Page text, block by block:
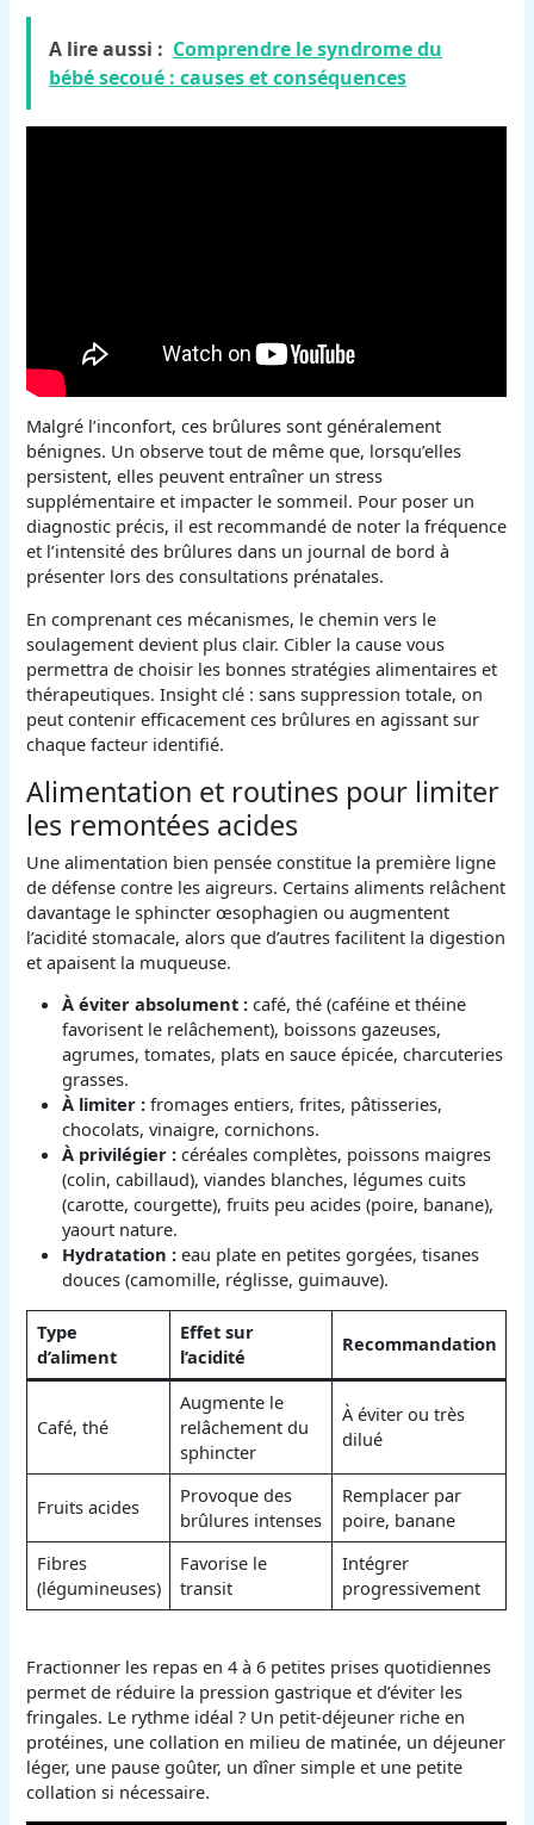
A lire aussi : Comprendre le syndrome du
bébé secoué : causes et conséquences
Malgré l’inconfort, ces brûlures sont généralement
bénignes. Un observe tout de même que, lorsqu’elles
persistent, elles peuvent entraîner un stress
supplémentaire et impacter le sommeil. Pour poser un
diagnostic précis, il est recommandé de noter la fréquence
et l’intensité des brûlures dans un journal de bord à
présenter lors des consultations prénatales.
En comprenant ces mécanismes, le chemin vers le
soulagement devient plus clair. Cibler la cause vous
permettra de choisir les bonnes stratégies alimentaires et
thérapeutiques. Insight clé : sans suppression totale, on
peut contenir efficacement ces brûlures en agissant sur
chaque facteur identifié.
Alimentation et routines pour limiter
les remontées acides
Une alimentation bien pensée constitue la première ligne
de défense contre les aigreurs. Certains aliments relâchent
davantage le sphincter œsophagien ou augmentent
l’acidité stomacale, alors que d’autres facilitent la digestion
et apaisent la muqueuse.
À éviter absolument :café, thé (caféine et théine
favorisent le relâchement), boissons gazeuses,
agrumes, tomates, plats en sauce épicée, charcuteries
grasses.
À limiter :fromages entiers, frites, pâtisseries,
chocolats, vinaigre, cornichons.
À privilégier :céréales complètes, poissons maigres
(colin, cabillaud), viandes blanches, légumes cuits
(carotte, courgette), fruits peu acides (poire, banane),
yaourt nature.
Hydratation :eau plate en petites gorgées, tisanes
douces (camomille, réglisse, guimauve).
Type
d’aliment
Effet sur
l’acidité
Recommandation
Café, thé
Augmente le
relâchement du
sphincter
À éviter ou très
dilué
Fruits acides
Provoque des
brûlures intenses
Remplacer par
poire, banane
Fibres
(légumineuses)
Favorise le
transit
Intégrer
progressivement
Fractionner les repas en 4 à 6 petites prises quotidiennes
permet de réduire la pression gastrique et d’éviter les
fringales. Le rythme idéal ? Un petit-déjeuner riche en
protéines, une collation en milieu de matinée, un déjeuner
léger, une pause goûter, un dîner simple et une petite
collation si nécessaire.